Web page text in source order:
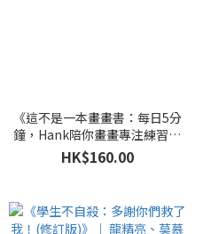
《這不是一本畫畫書：每日5分
鐘，Hank陪你畫畫專注練習》
｜ Hank 著 ｜ 三采文化 出版
HK$160.00